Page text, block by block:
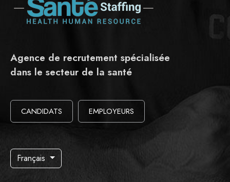
Agence de recrutement spécialisée
dans le secteur de la santé
CANDIDATS EMPLOYEURS
Français